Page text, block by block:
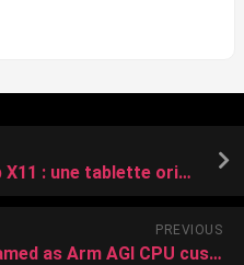
Test de la Lenovo ThinkTab X11 : une tablette originale et résistante qui touche sa cible
PREVIOUS
ByteDance and Oracle named as Arm AGI CPU customers